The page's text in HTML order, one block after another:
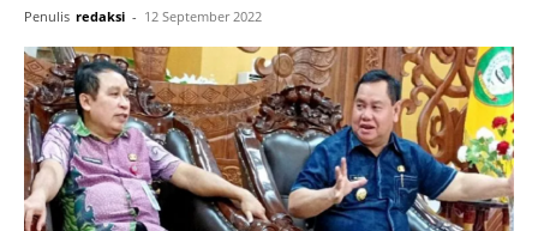
Penulis redaksi - 12 September 2022